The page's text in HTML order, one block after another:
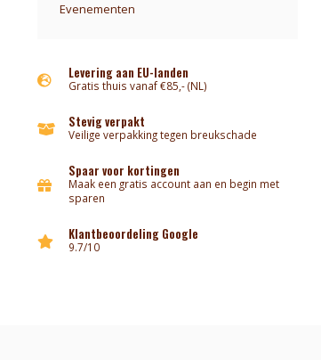
Evenementen
Levering aan EU-landen
Gratis thuis vanaf €85,- (NL)
Stevig verpakt
Veilige verpakking tegen breukschade
Spaar voor kortingen
Maak een gratis account aan en begin met
sparen
Klantbeoordeling Google
9.7/10